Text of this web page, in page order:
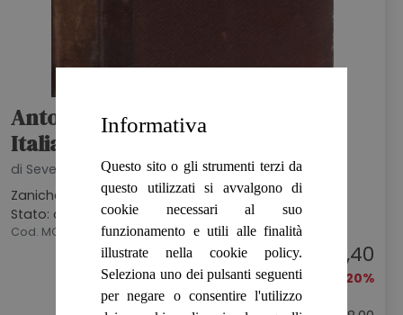
Antologia Della Lirica Moderna
Italiana
di Severino Ferrari, a cura di
Zanichelli, 1891
Stato: discreto
Cod. MCG000547
€ 6,40
-20%
Informativa
Questo sito o gli strumenti terzi da
questo utilizzati si avvalgono di
cookie necessari al suo
funzionamento e utili alle finalità
illustrate nella cookie policy.
Seleziona uno dei pulsanti seguenti
per negare o consentire l'utilizzo